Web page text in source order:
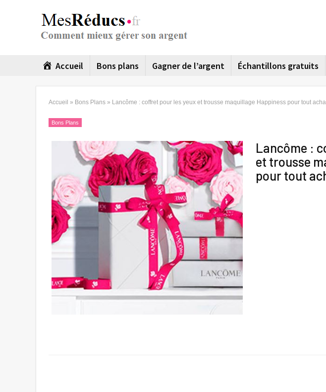
Accueil Bons plans Gagner de l’argent Échantillons gratuits
Accueil » Bons Plans » Lancôme : coffret pour les yeux et trousse maquillage Happiness pour tout
Bons Plans
Lancôme :
et trousse
pour tout